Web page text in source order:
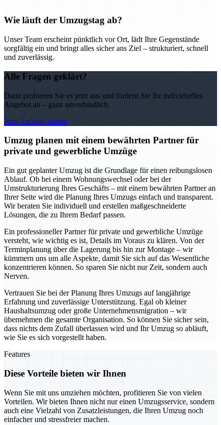
Wie läuft der Umzugstag ab?
Unser Team erscheint pünktlich vor Ort, lädt Ihre Gegenstände
sorgfältig ein und bringt alles sicher ans Ziel – strukturiert, schnell
und zuverlässig.
Alle Fragen geklärt?
Dann probieren Sie es jetzt aus und fordern Sie Ihr individuelles
Angebot an – ganz unverbindlich.
Jetzt Anfrage starten
Umzug planen mit einem bewährten Partner für
private und gewerbliche Umzüge
Ein gut geplanter Umzug ist die Grundlage für einen reibungslosen
Ablauf. Ob bei einem Wohnungswechsel oder bei der
Umstrukturierung Ihres Geschäfts – mit einem bewährten Partner an
Ihrer Seite wird die Planung Ihres Umzugs einfach und transparent.
Wir beraten Sie individuell und erstellen maßgeschneiderte
Lösungen, die zu Ihrem Bedarf passen.
Ein professioneller Partner für private und gewerbliche Umzüge
versteht, wie wichtig es ist, Details im Voraus zu klären. Von der
Terminplanung über die Lagerung bis hin zur Montage – wir
kümmern uns um alle Aspekte, damit Sie sich auf das Wesentliche
konzentrieren können. So sparen Sie nicht nur Zeit, sondern auch
Nerven.
Vertrauen Sie bei der Planung Ihres Umzugs auf langjährige
Erfahrung und zuverlässige Unterstützung. Egal ob kleiner
Haushaltsumzug oder große Unternehmensmigration – wir
übernehmen die gesamte Organisation. So können Sie sicher sein,
dass nichts dem Zufall überlassen wird und Ihr Umzug so abläuft,
wie Sie es sich vorgestellt haben.
Features
Diese Vorteile bieten wir Ihnen
Wenn Sie mit uns umziehen möchten, profitieren Sie von vielen
Vorteilen. Wir bieten Ihnen nicht nur einen Umzugsservice, sondern
auch eine Vielzahl von Zusatzleistungen, die Ihren Umzug noch
einfacher und stressfreier machen.